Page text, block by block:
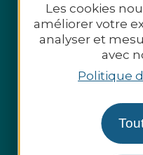
Les cookies
améliorer votre
analyser et
avec
Politique